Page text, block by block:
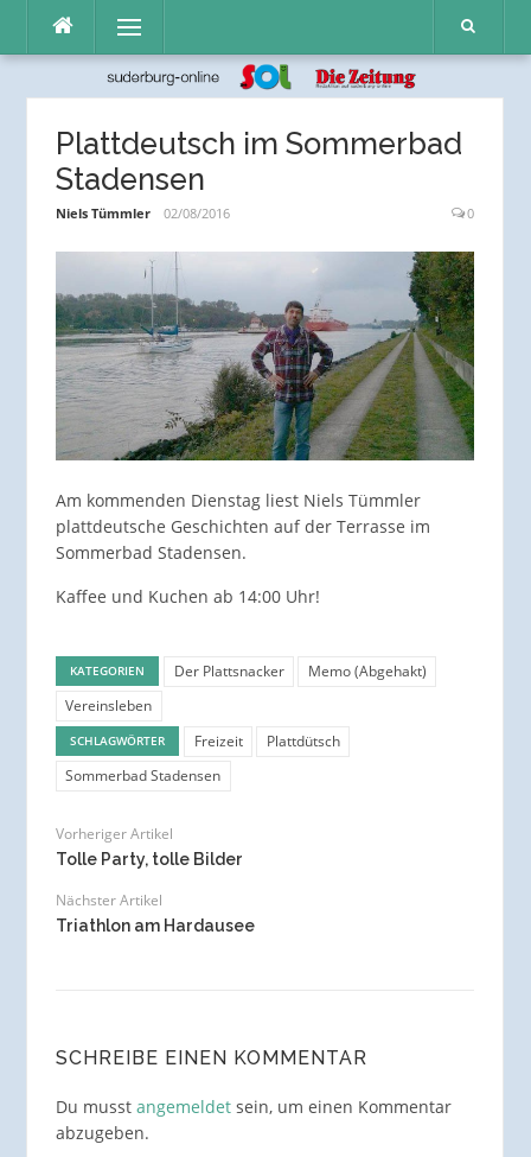
Inhalt
Menü
Plattdeutsch im Sommerbad
Stadensen
Niels Tümmler 02/08/2016 0
Am kommenden Dienstag liest Niels Tümmler
plattdeutsche Geschichten auf der Terrasse im
Sommerbad Stadensen.
Kaffee und Kuchen ab 14:00 Uhr!
KATEGORIEN Der Plattsnacker
Memo (Abgehakt)
Vereinsleben
SCHLAGWÖRTER Freizeit
Plattdütsch
Sommerbad Stadensen
Vorheriger Artikel
Tolle Party, tolle Bilder
Nächster Artikel
Triathlon am Hardausee
SCHREIBE EINEN KOMMENTAR
Du musst angemeldetsein, um einen Kommentar
abzugeben.